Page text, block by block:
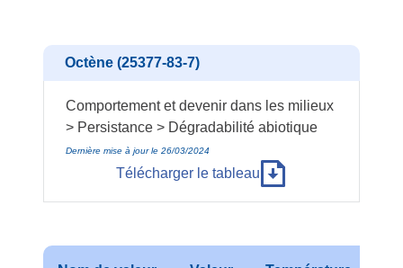
Octène (25377-83-7)
Comportement et devenir dans les milieux
> Persistance > Dégradabilité abiotique
Dernière mise à jour le 26/03/2024
Télécharger le tableau